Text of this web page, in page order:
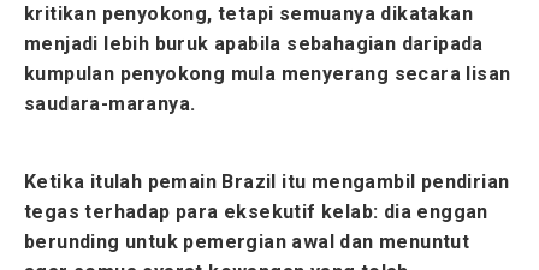
kritikan penyokong, tetapi semuanya dikatakan
menjadi lebih buruk apabila sebahagian daripada
kumpulan penyokong mula menyerang secara lisan
saudara-maranya.
Ketika itulah pemain Brazil itu mengambil pendirian
tegas terhadap para eksekutif kelab: dia enggan
berunding untuk pemergian awal dan menuntut